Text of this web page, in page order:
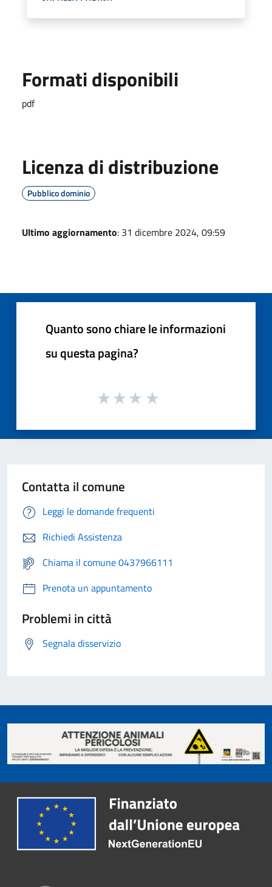
Formati disponibili
pdf
Licenza di distribuzione
Pubblico dominio
Ultimo aggiornamento: 31 dicembre 2024, 09:59
Quanto sono chiare le informazioni
su questa pagina?
Contatta il comune
Leggi le domande frequenti
Richiedi Assistenza
Chiama il comune 0437966111
Prenota un appuntamento
Problemi in città
Segnala disservizio